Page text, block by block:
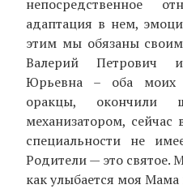
адаптация в нем,
этим мы обязаны
Валерий Петрович
Юрьевна – оба моих
оракцы, окончили
механизатором,
специальности не
Родители — это святое.
как улыбается моя